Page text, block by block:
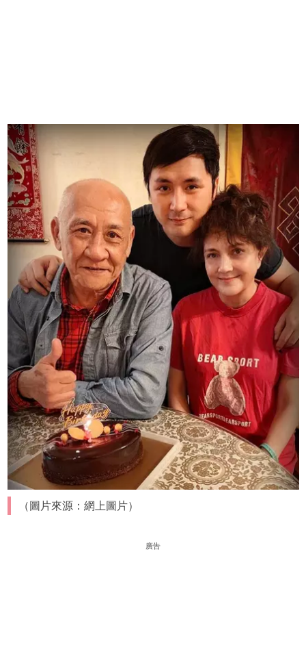
（圖片來源：網上圖片）
廣告